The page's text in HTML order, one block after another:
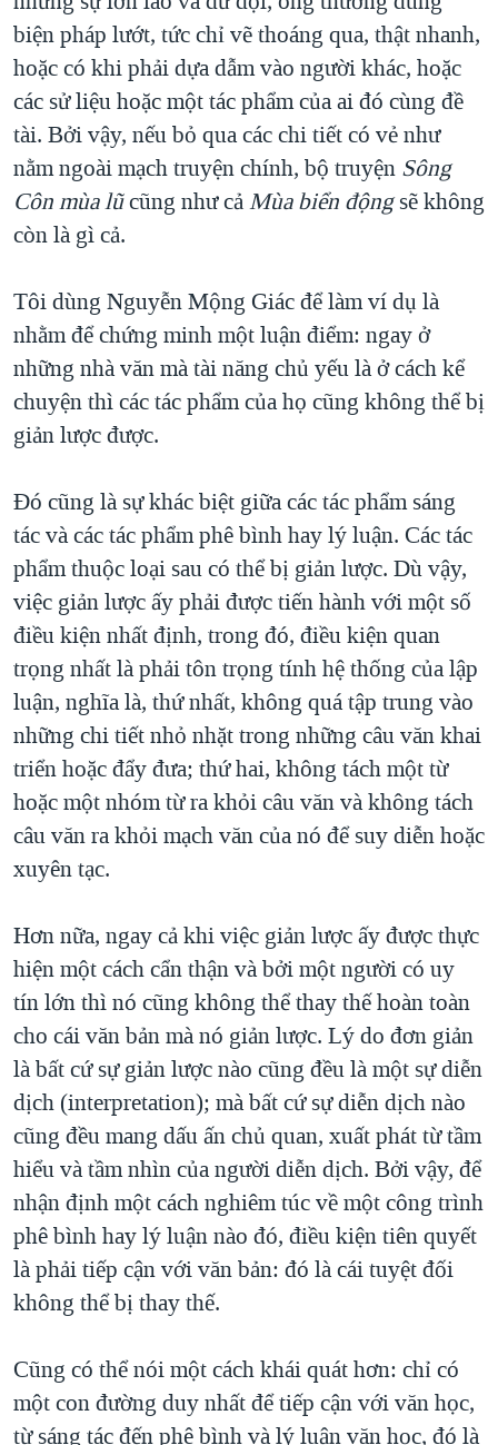
biện pháp lướt, tức chỉ vẽ thoáng qua, thật nhanh,
hoặc có khi phải dựa dẫm vào người khác, hoặc
các sử liệu hoặc một tác phẩm của ai đó cùng đề
tài. Bởi vậy, nếu bỏ qua các chi tiết có vẻ như
nằm ngoài mạch truyện chính, bộ truyện Sông
Côn mùa lũcũng như cảMùa biển độngsẽ không
còn là gì cả.
Tôi dùng Nguyễn Mộng Giác để làm ví dụ là
nhằm để chứng minh một luận điểm: ngay ở
những nhà văn mà tài năng chủ yếu là ở cách kể
chuyện thì các tác phẩm của họ cũng không thể bị
giản lược được.
Đó cũng là sự khác biệt giữa các tác phẩm sáng
tác và các tác phẩm phê bình hay lý luận. Các tác
phẩm thuộc loại sau có thể bị giản lược. Dù vậy,
việc giản lược ấy phải được tiến hành với một số
điều kiện nhất định, trong đó, điều kiện quan
trọng nhất là phải tôn trọng tính hệ thống của lập
luận, nghĩa là, thứ nhất, không quá tập trung vào
những chi tiết nhỏ nhặt trong những câu văn khai
triển hoặc đẩy đưa; thứ hai, không tách một từ
hoặc một nhóm từ ra khỏi câu văn và không tách
câu văn ra khỏi mạch văn của nó để suy diễn hoặc
xuyên tạc.
Hơn nữa, ngay cả khi việc giản lược ấy được thực
hiện một cách cẩn thận và bởi một người có uy
tín lớn thì nó cũng không thể thay thế hoàn toàn
cho cái văn bản mà nó giản lược. Lý do đơn giản
là bất cứ sự giản lược nào cũng đều là một sự diễn
dịch (interpretation); mà bất cứ sự diễn dịch nào
cũng đều mang dấu ấn chủ quan, xuất phát từ tầm
hiểu và tầm nhìn của người diễn dịch. Bởi vậy, để
nhận định một cách nghiêm túc về một công trình
phê bình hay lý luận nào đó, điều kiện tiên quyết
là phải tiếp cận với văn bản: đó là cái tuyệt đối
không thể bị thay thế.
Cũng có thể nói một cách khái quát hơn: chỉ có
một con đường duy nhất để tiếp cận với văn học,
từ sáng tác đến phê bình và lý luận văn học, đó là